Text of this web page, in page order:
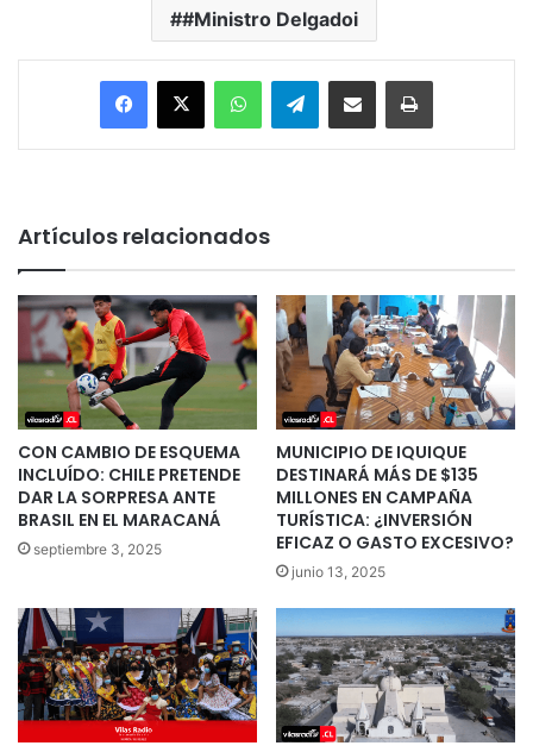
#Ministro Delgadoi
Facebook
X WhatsAppTelegramEnviar vía email Imprimir
Artículos relacionados
CON CAMBIO DE ESQUEMA
INCLUÍDO: CHILE PRETENDE
DAR LA SORPRESA ANTE
BRASIL EN EL MARACANÁ
septiembre 3, 2025
MUNICIPIO DE IQUIQUE
DESTINARÁ MÁS DE $135
MILLONES EN CAMPAÑA
TURÍSTICA: ¿INVERSIÓN
EFICAZ O GASTO EXCESIVO?
junio 13, 2025